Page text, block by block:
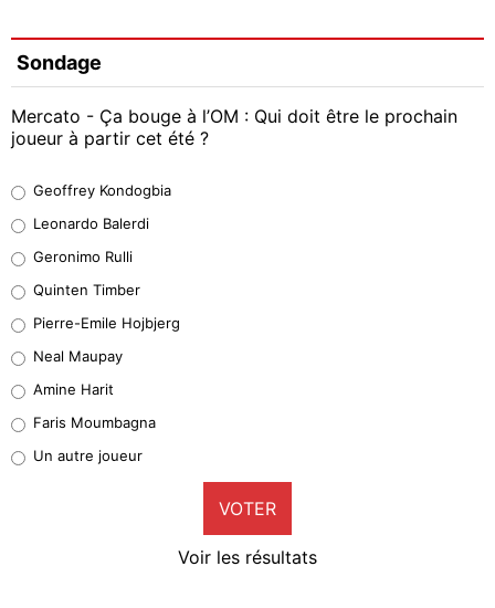
Sondage
Mercato - Ça bouge à l’OM : Qui doit être le prochain
joueur à partir cet été ?
38%
32%
5%
1%
9%
Geoffrey Kondogbia
Leonardo Balerdi
Geronimo Rulli
Quinten Timber
Pierre-Emile Hojbjerg
Neal Maupay
Amine Harit
Faris Moumbagna
Un autre joueur
VOTER
Voir les résultats